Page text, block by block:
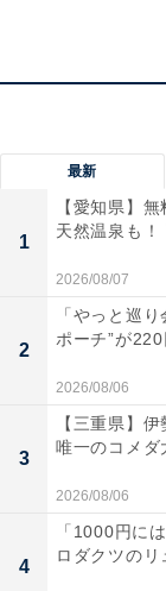
料金
入園無料（駐車
「山下公園」
最新
1
【愛知県】
天然温泉も！
2026/08/07
2
「やっと巡
ポーチ”が
2026/08/06
3
【三重県】
唯一のコメダ
2026/08/06
4
「1000円に
ロダクツのリ